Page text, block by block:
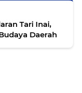
Tari Inai,
Daerah